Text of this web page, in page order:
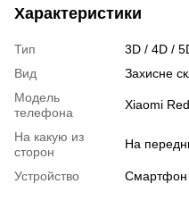
Характеристики
Тип
3D / 4D /
Вид
Захисне
Модель
телефона
Xiaomi
На какую из
сторон
На
Устройство Смартфон